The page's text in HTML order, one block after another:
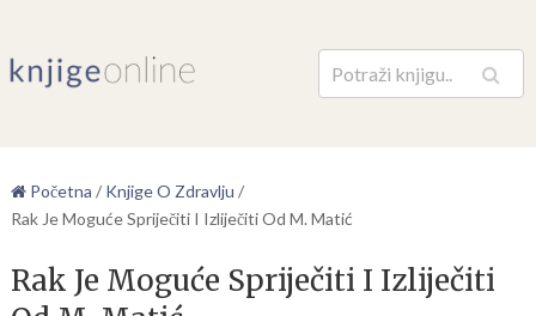
Pretraga
Početna / Knjige O Zdravlju /
Rak Je Moguće Spriječiti I Izliječiti Od M. Matić
Rak Je Moguće Spriječiti I Izliječiti